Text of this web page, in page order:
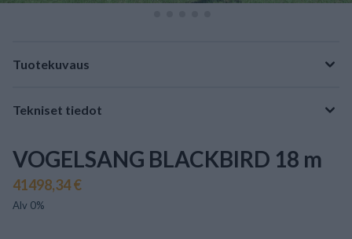
Tuotekuvaus
Tekniset tiedot
VOGELSANG BLACKBIRD 18 m
41498,34 €
Alv 0%